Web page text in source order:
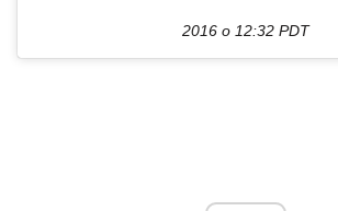
2016 o 12:32 PDT